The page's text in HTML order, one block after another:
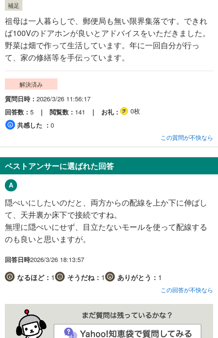
補足
祖母は一人暮らしで、郵便局も無い限界集落です。できれ
ば100Vのドアホンが良いとアドバイスをいただきました。
野菜は畑で作って生活しています。年に一回自分が行っ
て、家の修繕等を手伝っています。
解決済み
質問日時
2026/3/26 11:56:17
回答数
5 閲覧数 141 お礼
0枚
共感した
0
この質問が不快なら
ベストアンサーに選ばれた回答
隠ぺいにしたいのだと、両方からの配線を上か下に伸ばし
て、天井裏か床下で接続ですね。
無理に隠ぺいにせず、目立たないモールを使って配線する
のも良いと思いますが。
回答日時2026/3/26 18:13:57
なるほど： 1 そうだね： 1 ありがとう： 1
この回答が不快なら